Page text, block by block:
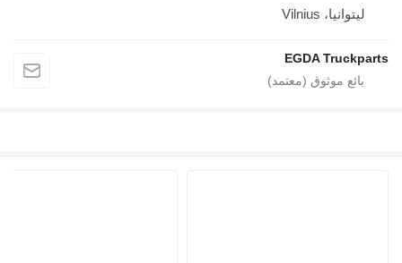
ليتوانيا، Vilnius
EGDA